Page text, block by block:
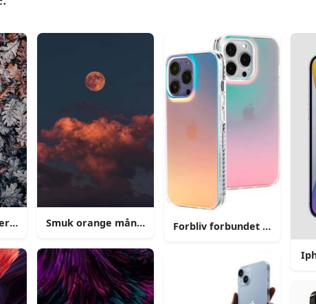
iphone baggrund
Smuk orange måne og skyer iphone baggrund
Forbliv forbundet med